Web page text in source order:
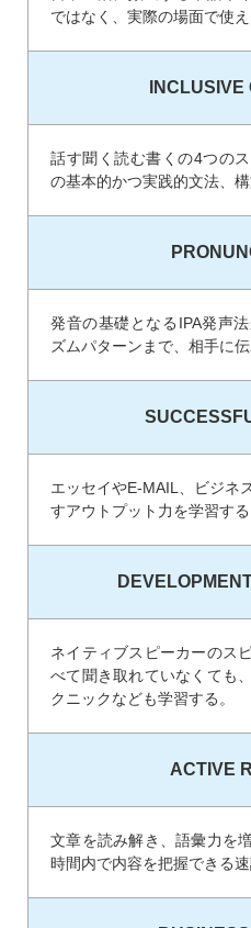
ではなく、実際の場面で使
話す聞く読む書くの4つの
の基本的かつ実践的文法、構
発音の基礎となるIPA発声
ズムパターンまで、相手に
エッセイやE-MAIL、ビジネ
すアウトプット力を学習する
ネイティブスピーカーのス
べて聞き取れていなくても
クニックなども学習する。
ACTIVE
文章を読み解き、語彙力を
時間内で内容を把握できる速